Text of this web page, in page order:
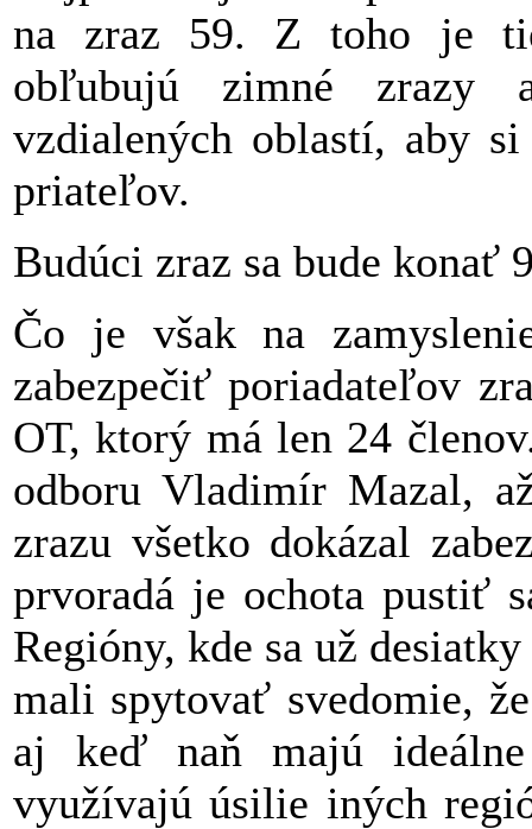
na zraz 59. Z toho je
obľubujú zimné zrazy
vzdialených oblastí, aby
priateľov.
Budúci zraz sa bude konať
Čo je však na
zabezpečiť poriadateľov
OT, ktorý má len 24
odboru Vladimír Mazal,
zrazu všetko dokázal
prvoradá je ochota pustiť
Regióny, kde sa už
mali spytovať svedomie,
aj keď naň majú
využívajú úsilie iných